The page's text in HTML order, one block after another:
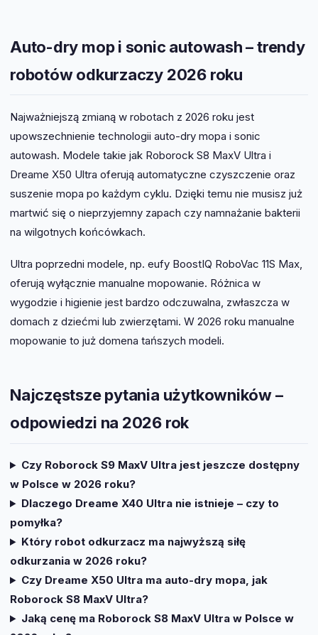
Auto-dry mop i sonic autowash – trendy
robotów odkurzaczy 2026 roku
Najważniejszą zmianą w robotach z 2026 roku jest
upowszechnienie technologii auto-dry mopa i sonic
autowash. Modele takie jak Roborock S8 MaxV Ultra i
Dreame X50 Ultra oferują automatyczne czyszczenie oraz
suszenie mopa po każdym cyklu. Dzięki temu nie musisz już
martwić się o nieprzyjemny zapach czy namnażanie bakterii
na wilgotnych końcówkach.
Ultra poprzedni modele, np. eufy BoostIQ RoboVac 11S Max,
oferują wyłącznie manualne mopowanie. Różnica w
wygodzie i higienie jest bardzo odczuwalna, zwłaszcza w
domach z dziećmi lub zwierzętami. W 2026 roku manualne
mopowanie to już domena tańszych modeli.
Najczęstsze pytania użytkowników –
odpowiedzi na 2026 rok
Czy Roborock S9 MaxV Ultra jest jeszcze dostępny
w Polsce w 2026 roku?
Dlaczego Dreame X40 Ultra nie istnieje – czy to
pomyłka?
Który robot odkurzacz ma najwyższą siłę
odkurzania w 2026 roku?
Czy Dreame X50 Ultra ma auto-dry mopa, jak
Roborock S8 MaxV Ultra?
Jaką cenę ma Roborock S8 MaxV Ultra w Polsce w